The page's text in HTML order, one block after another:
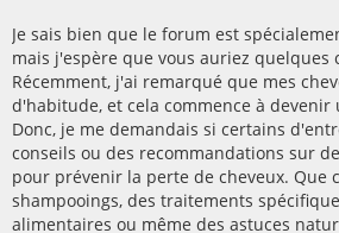
g
e
Je sais bien que le forum est
mais j'espère que vous auriez quelques
Récemment, j'ai remarqué que mes
d'habitude, et cela commence à devenir
Donc, je me demandais si certains
conseils ou des recommandations sur
pour prévenir la perte de cheveux. Que
shampooings, des traitements
alimentaires ou même des astuces